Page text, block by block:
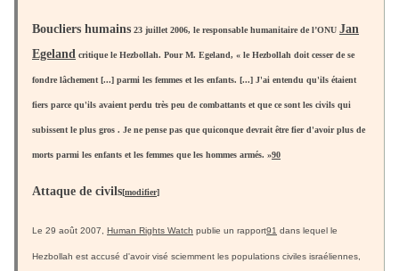
Boucliers humains 23 juillet 2006, le responsable humanitaire de l’ONU Jan
Egeland critique le Hezbollah. Pour M. Egeland, « le Hezbollah doit cesser de se
fondre lâchement [...] parmi les femmes et les enfants. [...] J'ai entendu qu'ils étaient
fiers parce qu'ils avaient perdu très peu de combattants et que ce sont les civils qui
subissent le plus gros . Je ne pense pas que quiconque devrait être fier d'avoir plus de
morts parmi les enfants et les femmes que les hommes armés. »90
Attaque de civils[modifier]
Le 29 août 2007, Human Rights Watch publie un rapport91 dans lequel le
Hezbollah est accusé d'avoir visé sciemment les populations civiles israéliennes,